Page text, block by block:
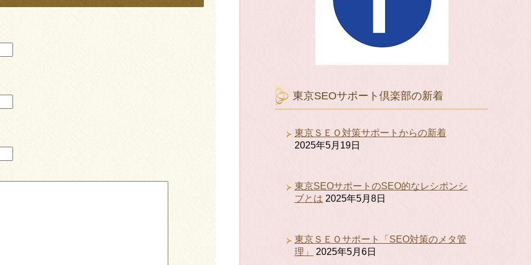
東京SEOサポート倶楽部の新着
東京ＳＥＯ対策サポートからの新着
2025年5月19日
東京SEOサポートのSEO的なレシポンシ
ブとは 2025年5月8日
東京ＳＥＯサポート「SEO対策のメタ管
理」
2025年5月6日